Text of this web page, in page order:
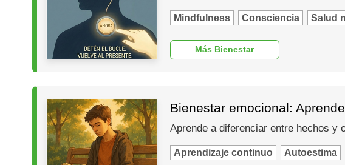
Mindfulness Consciencia Salud
Más Bienestar
Bienestar emocional:
Aprende a diferenciar entre hechos y
Aprendizaje continuo Autoestima